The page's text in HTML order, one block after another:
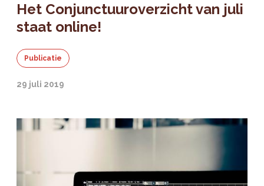
Het Conjunctuuroverzicht van juli
staat online!
Publicatie
29 juli 2019